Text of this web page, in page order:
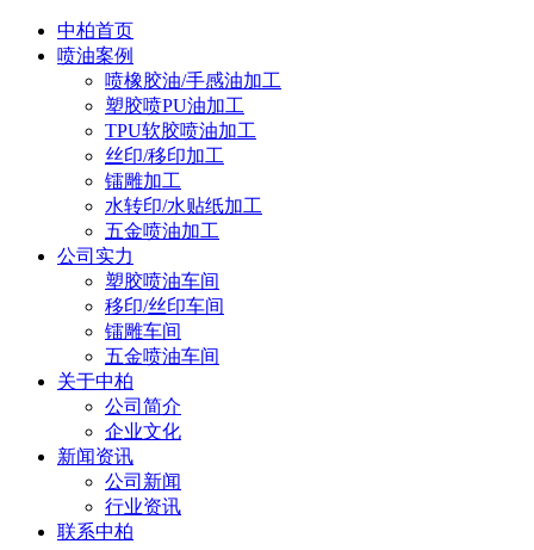
中柏首页
喷油案例
喷橡胶油/手感油加工
塑胶喷PU油加工
TPU软胶喷油加工
丝印/移印加工
镭雕加工
水转印/水贴纸加工
五金喷油加工
公司实力
塑胶喷油车间
移印/丝印车间
镭雕车间
五金喷油车间
关于中柏
公司简介
企业文化
新闻资讯
公司新闻
行业资讯
联系中柏